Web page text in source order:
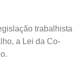
trabalhista
a Lei da Co-